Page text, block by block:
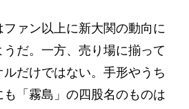
ァン以上に新大関の動向に
だ。一方、売り場に揃って
だけではない。手形やうち
「霧島」の四股名のものは